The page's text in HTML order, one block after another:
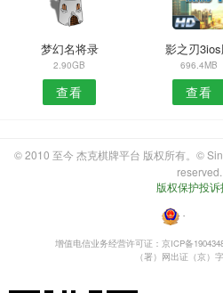
梦幻名将录
2.90GB
查看
影之刃
696.4MB
查看
© 2010 至今 杰克棋牌平台 版权所有。©
reserved.
版权保护投诉
・
增值电信业务经营许可证：京ICP备
（署）网出证（京）